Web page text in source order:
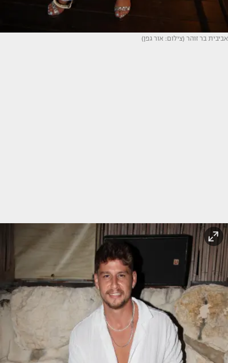
אביבית בר זוהר (צילום: אור גפן)